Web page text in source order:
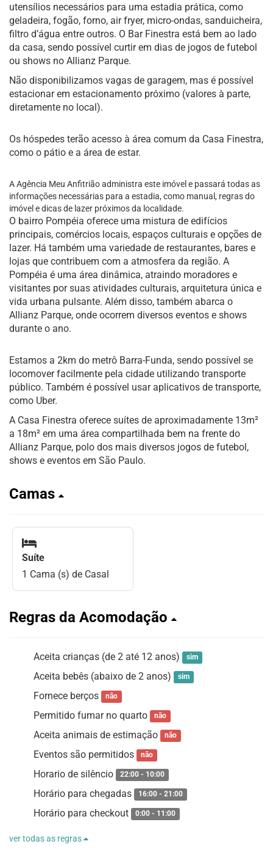
utensílios necessários para uma estadia prática, como
geladeira, fogão, forno, air fryer, micro-ondas, sanduicheira,
filtro d’água entre outros. O Bar Finestra está bem ao lado
da casa, sendo possível curtir em dias de jogos de futebol
ou shows no Allianz Parque.
Não disponibilizamos vagas de garagem, mas é possível
estacionar em estacionamento próximo (valores à parte,
diretamente no local).
Os hóspedes terão acesso à área comum da Casa Finestra,
como o pátio e a área de estar.
A Agência Meu Anfitrião administra este imóvel e passará todas as
informações necessárias para a estadia, como manual, regras do
imóvel e dicas de lazer próximos da localidade.
O bairro Pompéia oferece uma mistura de edifícios
principais, comércios locais, espaços culturais e opções de
lazer. Há também uma variedade de restaurantes, bares e
lojas que contribuem com a atmosfera da região. A
Pompéia é uma área dinâmica, atraindo moradores e
visitantes por suas atividades culturais, arquitetura única e
vida urbana pulsante. Além disso, também abarca o
Allianz Parque, onde ocorrem diversos eventos e shows
durante o ano.
Estamos a 2km do metrô Barra-Funda, sendo possível se
locomover facilmente pela cidade utilizando transporte
público. Também é possível usar aplicativos de transporte,
como Uber.
A Casa Finestra oferece suítes de aproximadamente 13m²
a 18m² em uma área compartilhada bem na frente do
Allianz Parque, polo dos mais diversos jogos de futebol,
shows e eventos em São Paulo.
Camas
Suíte
1 Cama (s) de Casal
Regras da Acomodação
Aceita crianças (de 2 até 12 anos) sim
Aceita bebês (abaixo de 2 anos) sim
Fornece berços não
Permitido fumar no quarto não
Aceita animais de estimação não
Eventos são permitidos não
Horario de silêncio 22:00 - 10:00
Horário para chegadas 16:00 - 21:00
Horário para checkout 0:00 - 11:00
ver todas as regras